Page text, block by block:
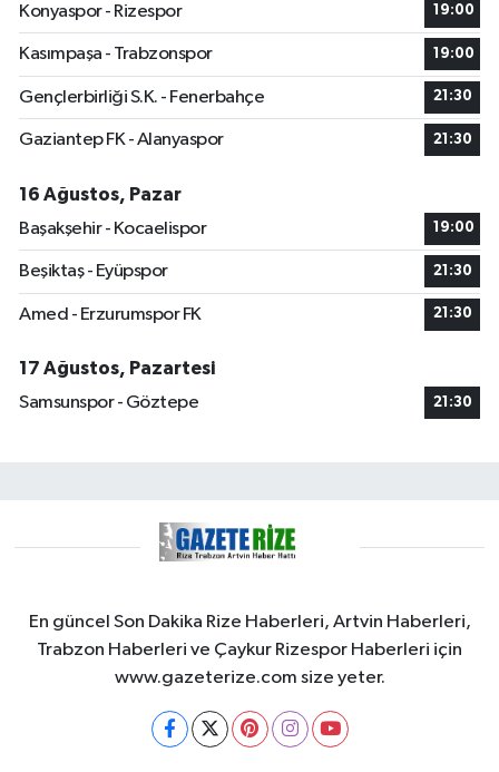
Konyaspor - Rizespor
19:00
Kasımpaşa - Trabzonspor 19:00
Gençlerbirliği S.K. - Fenerbahçe 21:30
Gaziantep FK - Alanyaspor 21:30
16 Ağustos, Pazar
Başakşehir - Kocaelispor
19:00
Beşiktaş - Eyüpspor 21:30
Amed - Erzurumspor FK 21:30
17 Ağustos, Pazartesi
Samsunspor - Göztepe
21:30
En güncel Son Dakika Rize Haberleri, Artvin Haberleri,
Trabzon Haberleri ve Çaykur Rizespor Haberleri için
www.gazeterize.com size yeter.